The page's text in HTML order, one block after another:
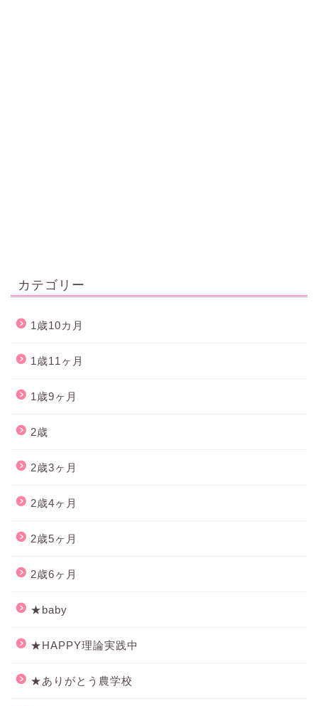
カテゴリー
1歳10カ月
1歳11ヶ月
1歳9ヶ月
2歳
2歳3ヶ月
2歳4ヶ月
2歳5ヶ月
2歳6ヶ月
★baby
★HAPPY理論実践中
★ありがとう農学校